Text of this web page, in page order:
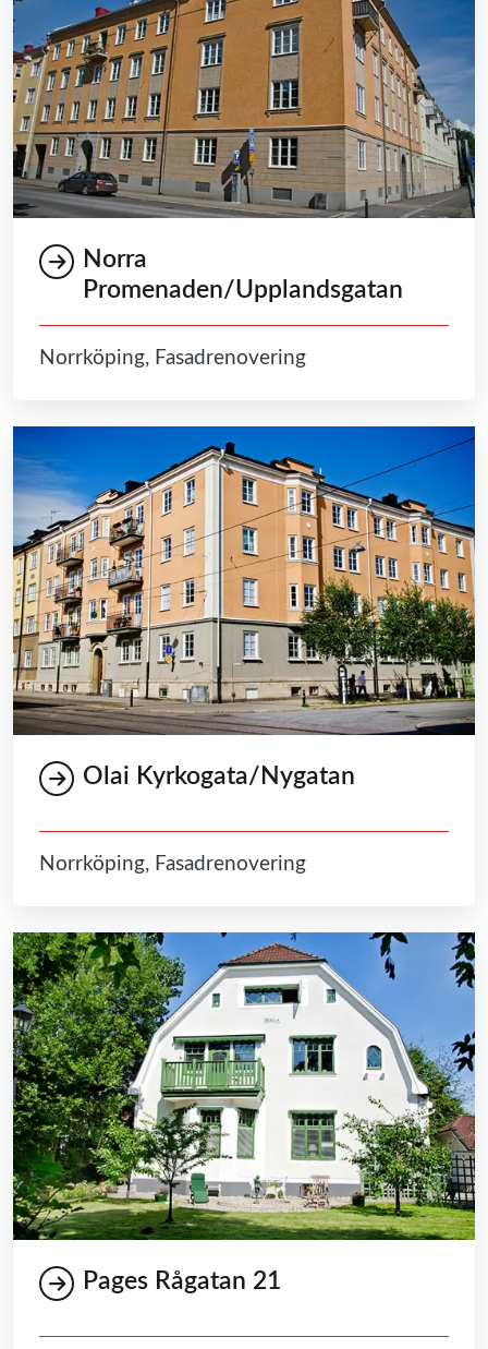
Norra
Promenaden/Upplandsgatan
Norrköping, Fasadrenovering
Olai Kyrkogata/Nygatan
Norrköping, Fasadrenovering
Pages Rågatan 21